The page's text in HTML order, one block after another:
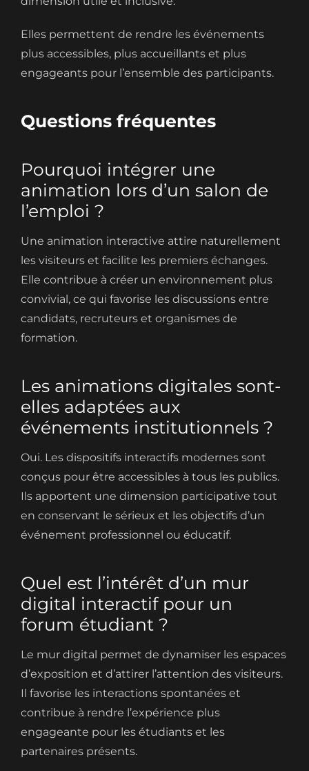
Elles permettent de rendre les événements
plus accessibles, plus accueillants et plus
engageants pour l’ensemble des participants.
Questions fréquentes
Pourquoi intégrer une
animation lors d’un salon de
l’emploi ?
Une animation interactive attire naturellement
les visiteurs et facilite les premiers échanges.
Elle contribue à créer un environnement plus
convivial, ce qui favorise les discussions entre
candidats, recruteurs et organismes de
formation.
Les animations digitales sont-
elles adaptées aux
événements institutionnels ?
Oui. Les dispositifs interactifs modernes sont
conçus pour être accessibles à tous les publics.
Ils apportent une dimension participative tout
en conservant le sérieux et les objectifs d’un
événement professionnel ou éducatif.
Quel est l’intérêt d’un mur
digital interactif pour un
forum étudiant ?
Le mur digital permet de dynamiser les espaces
d’exposition et d’attirer l’attention des visiteurs.
Il favorise les interactions spontanées et
contribue à rendre l’expérience plus
engageante pour les étudiants et les
partenaires présents.